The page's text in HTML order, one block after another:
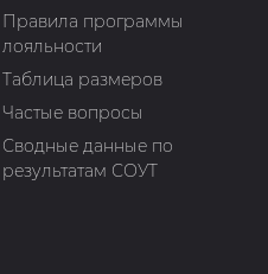
Правила программы
лояльности
Таблица размеров
Частые вопросы
Сводные данные по
результатам СОУТ